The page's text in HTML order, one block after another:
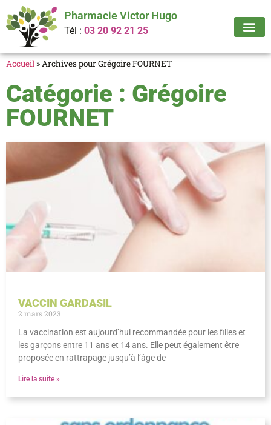
Pharmacie Victor Hugo
Tél : 03 20 92 21 25
Accueil »Archives pour Grégoire FOURNET
Catégorie : Grégoire
FOURNET
VACCIN GARDASIL
2 mars 2023
La vaccination est aujourd’hui recommandée pour les filles et
les garçons entre 11 ans et 14 ans. Elle peut également être
proposée en rattrapage jusqu’à l’âge de
Lire la suite »